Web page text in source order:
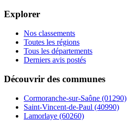
Explorer
Nos classements
Toutes les régions
Tous les départements
Derniers avis postés
Découvrir des communes
Cormoranche-sur-Saône (01290)
Saint-Vincent-de-Paul (40990)
Lamorlaye (60260)